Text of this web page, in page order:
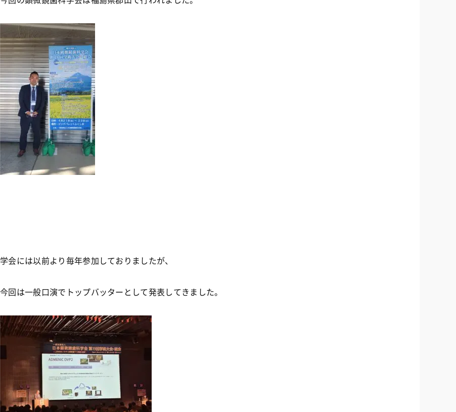
学会には以前より毎年参加しておりましたが、
今回は一般口演でトップバッターとして発表してきました。